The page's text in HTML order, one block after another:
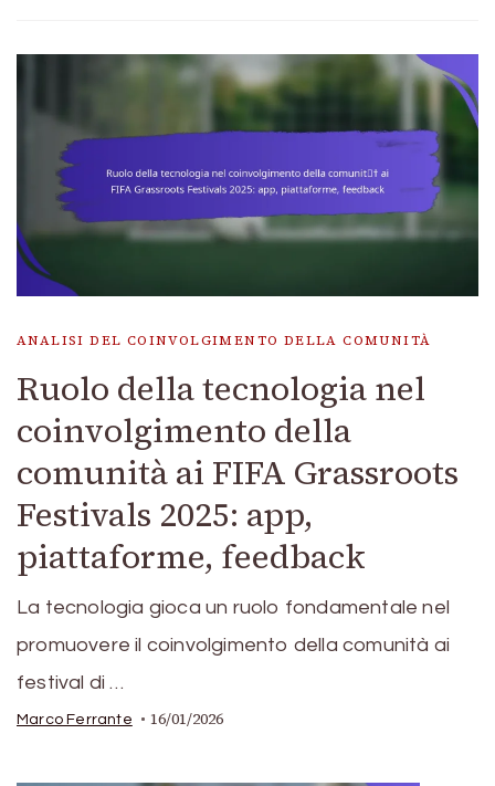
ANALISI DEL COINVOLGIMENTO DELLA COMUNITÀ
Ruolo della tecnologia nel
coinvolgimento della
comunità ai FIFA Grassroots
Festivals 2025: app,
piattaforme, feedback
La tecnologia gioca un ruolo fondamentale nel
promuovere il coinvolgimento della comunità ai
festival di …
Marco Ferrante 16/01/2026